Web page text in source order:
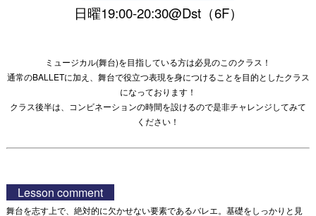
日曜19:00-20:30@Dst（6F）
ミュージカル(舞台)を目指している方は必見のこのクラス！
通常のBALLETに加え、舞台で役立つ表現を身につけることを目的としたクラス
になっております！
クラス後半は、コンビネーションの時間を設けるので是非チャレンジしてみて
ください！
Lesson comment
舞台を志す上で、絶対的に欠かせない要素であるバレエ。基礎をしっかりと見